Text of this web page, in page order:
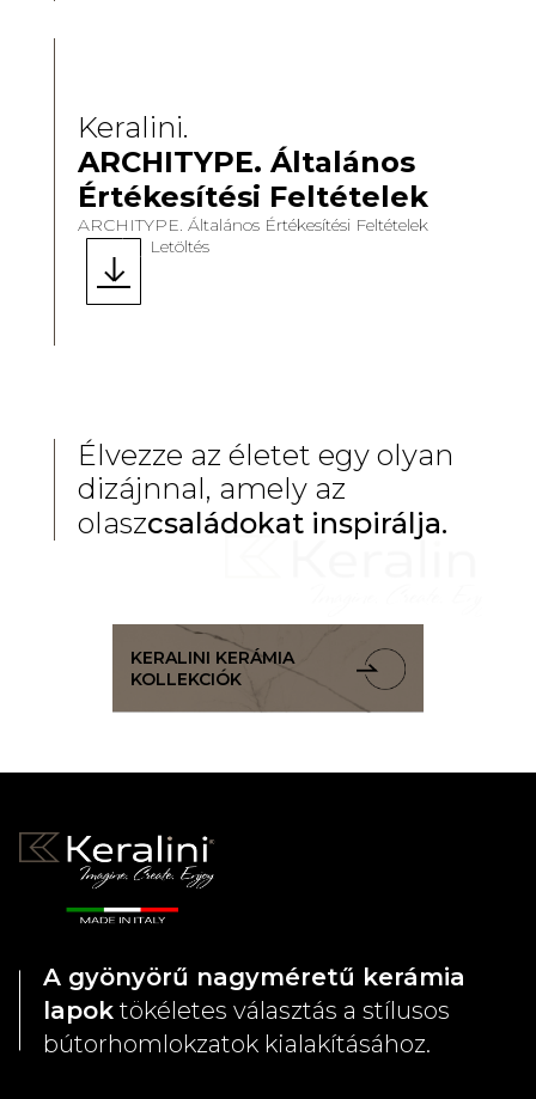
Keralini.
ARCHITYPE. Általános
Értékesítési Feltételek
ARCHITYPE. Általános Értékesítési Feltételek
Letöltés
Élvezze az életet egy olyan
dizájnnal, amely az
olaszcsaládokat inspirálja.
KERALINI KERÁMIA
KOLLEKCIÓK
A gyönyörű nagyméretű kerámia
lapoktökéletes választás a stílusos
bútorhomlokzatok kialakításához.